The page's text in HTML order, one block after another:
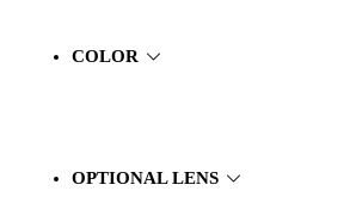
COLOR
OPTIONAL LENS